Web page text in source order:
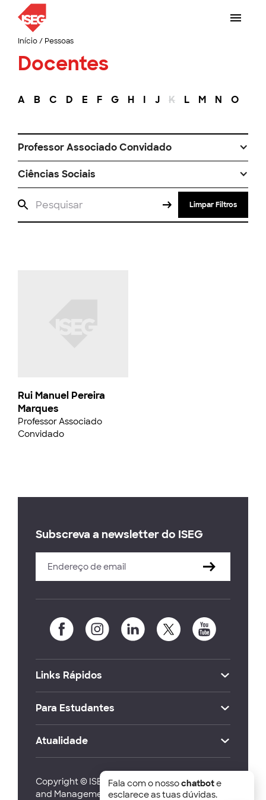
Início/ Pessoas
Docentes
A B C D E F G H I J K L M N O
Professor Associado Convidado
Ciências Sociais
Limpar Filtros
Rui Manuel Pereira
Marques
Professor Associado
Convidado
Subscreva a newsletter do ISEG
Links Rápidos
Para Estudantes
Atualidade
Copyright © ISEG Lisbon School of Economics
and Management 2026
Fala com o nossochatbote
esclarece as tuas dúvidas.